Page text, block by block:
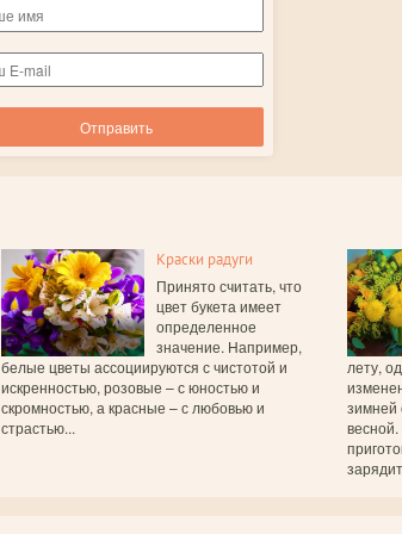
Краски радуги
Принято считать, что
цвет букета имеет
определенное
значение. Например,
белые цветы ассоциируются с чистотой и
искренностью, розовые – с юностью и
скромностью, а красные – с любовью и
страстью...
лету,
зимней